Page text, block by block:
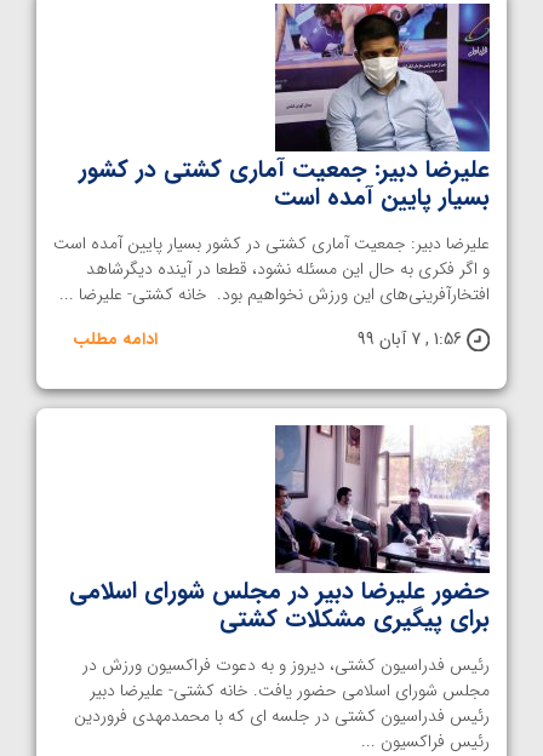
علیرضا دبیر: جمعیت آماری کشتی در کشور
بسیار پایین آمده است
علیرضا دبیر: جمعیت آماری کشتی در کشور بسیار پایین آمده است
و اگر فکری به حال این مسئله نشود، قطعا در آینده دیگرشاهد
افتخارآفرینی‌های این ورزش نخواهیم بود. خانه کشتی- علیرضا ...
1:56 , 7 آبان 99
ادامه مطلب
حضور علیرضا دبیر در مجلس شورای اسلامی
برای پیگیری مشکلات کشتی
رئیس فدراسیون کشتی، دیروز و به دعوت فراکسیون ورزش در
مجلس شورای اسلامی حضور یافت. خانه کشتی- علیرضا دبیر
رئیس فدراسیون کشتی در جلسه ای که با محمدمهدی فروردین
رئیس فراکسیون ...